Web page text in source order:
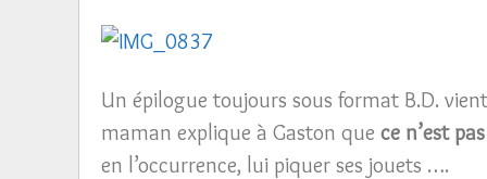
Un épilogue toujours sous format B.D.
maman explique à Gaston que ce n’est
en l’occurrence, lui piquer ses jouets ….